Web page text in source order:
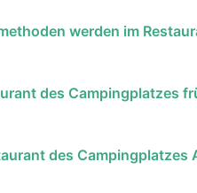
werden im
des Campingplatzes
des